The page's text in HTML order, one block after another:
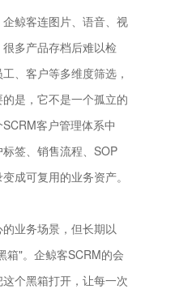
鲸客连图片、语音、视
多产品存档后难以检
、客户等多维度筛选，
是，它不是一个孤立的
客户管理体系中
签、销售流程、SOP
成可复用的业务资产。
业务场景，但长期以
箱"。企鲸客SCRM的会
个黑箱打开，让每一次